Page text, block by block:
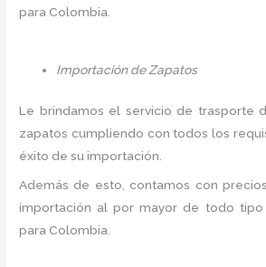
para Colombia.
Importación de Zapatos
Le brindamos el servicio de trasporte
zapatos cumpliendo con todos los
éxito de su importación.
Además de esto, contamos con
importación al por mayor de todo
para Colombia.